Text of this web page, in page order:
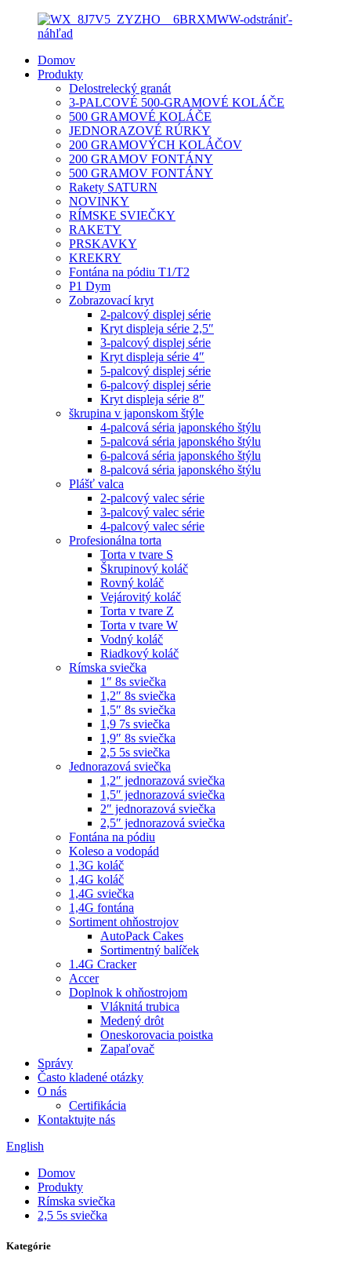
Domov
Produkty
Delostrelecký granát
3-PALCOVÉ 500-GRAMOVÉ KOLÁČE
500 GRAMOVÉ KOLÁČE
JEDNORAZOVÉ RÚRKY
200 GRAMOVÝCH KOLÁČOV
200 GRAMOV FONTÁNY
500 GRAMOV FONTÁNY
Rakety SATURN
NOVINKY
RÍMSKE SVIEČKY
RAKETY
PRSKAVKY
KREKRY
Fontána na pódiu T1/T2
P1 Dym
Zobrazovací kryt
2-palcový displej série
Kryt displeja série 2,5″
3-palcový displej série
Kryt displeja série 4″
5-palcový displej série
6-palcový displej série
Kryt displeja série 8″
škrupina v japonskom štýle
4-palcová séria japonského štýlu
5-palcová séria japonského štýlu
6-palcová séria japonského štýlu
8-palcová séria japonského štýlu
Plášť valca
2-palcový valec série
3-palcový valec série
4-palcový valec série
Profesionálna torta
Torta v tvare S
Škrupinový koláč
Rovný koláč
Vejárovitý koláč
Torta v tvare Z
Torta v tvare W
Vodný koláč
Riadkový koláč
Rímska sviečka
1″ 8s sviečka
1,2″ 8s sviečka
1,5″ 8s sviečka
1,9 7s sviečka
1,9″ 8s sviečka
2,5 5s sviečka
Jednorazová sviečka
1,2″ jednorazová sviečka
1,5″ jednorazová sviečka
2″ jednorazová sviečka
2,5″ jednorazová sviečka
Fontána na pódiu
Koleso a vodopád
1,3G koláč
1,4G koláč
1,4G sviečka
1,4G fontána
Sortiment ohňostrojov
AutoPack Cakes
Sortimentný balíček
1.4G Cracker
Accer
Doplnok k ohňostrojom
Vláknitá trubica
Medený drôt
Oneskorovacia poistka
Zapaľovač
Správy
Často kladené otázky
O nás
Certifikácia
Kontaktujte nás
English
Domov
Produkty
Rímska sviečka
2,5 5s sviečka
Kategórie